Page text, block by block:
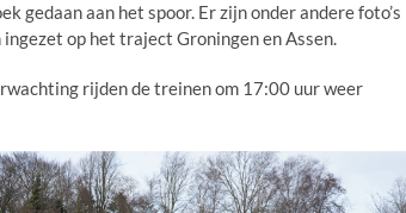
gedaan aan het spoor. Er zijn onder andere foto’s
op het traject Groningen en Assen.
rijden de treinen om 17:00 uur weer